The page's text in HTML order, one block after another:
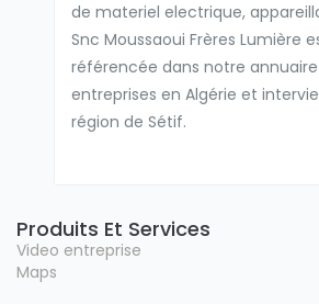
de materiel electrique,
Snc Moussaoui Frères Lumière
référencée dans notre
entreprises en Algérie et
région de Sétif.
Produits Et Services
Video entreprise
Maps